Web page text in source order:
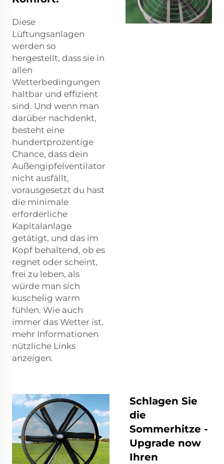
Diese
Lüftungsanlagen
werden so
hergestellt, dass sie in
allen
Wetterbedingungen
haltbar und effizient
sind. Und wenn man
darüber nachdenkt,
besteht eine
hundertprozentige
Chance, dass dein
Außengipfelventilator
nicht ausfällt,
vorausgesetzt du hast
die minimale
erforderliche
Kapitalanlage
getätigt, und das im
Kopf behaltend, ob es
regnet oder scheint,
frei zu leben, als
würde man sich
kuschelig warm
fühlen. Wie auch
immer das Wetter ist,
mehr Informationen
nützliche Links
anzeigen.
Schlagen Sie
die
Sommerhitze -
Upgrade now
Ihren